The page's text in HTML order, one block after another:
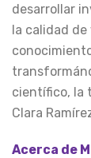
desarrollar
la calidad de
científico, la
Clara
Acerca de